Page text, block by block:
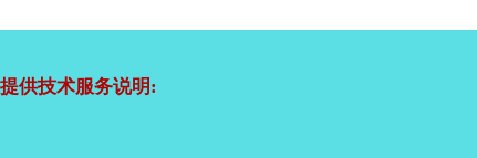
供技术服务说明: